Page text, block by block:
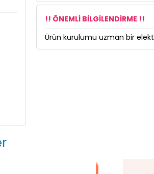
!! ÖNEMLİ BİLGİLENDİRME !!
Ürün kurulumu uzman bir